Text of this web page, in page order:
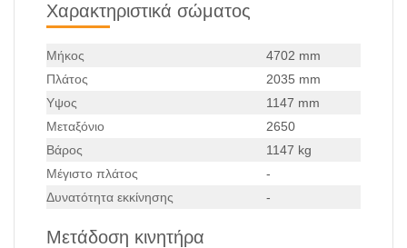
Χαρακτηριστικά σώματος
Μήκος
4702 mm
Πλάτος
2035 mm
Υψος
1147 mm
Μεταξόνιο
2650
Βάρος
1147 kg
Μέγιστο πλάτος
-
Δυνατότητα εκκίνησης
-
Μετάδοση κινητήρα